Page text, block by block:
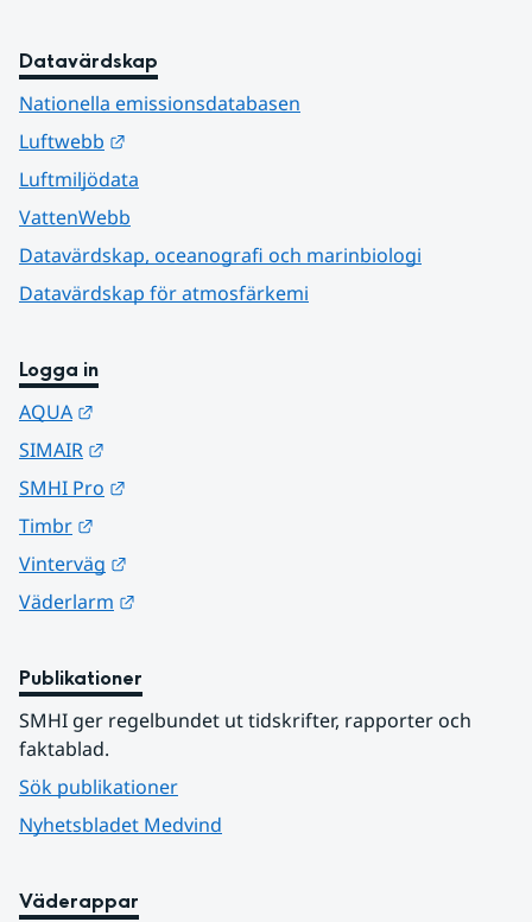
Datavärdskap
Nationella emissionsdatabasen
Luftwebb
Luftmiljödata
VattenWebb
Datavärdskap, oceanografi och marinbiologi
Datavärdskap för atmosfärkemi
Logga in
AQUA
SIMAIR
SMHI Pro
Timbr
Vinterväg
Väderlarm
Publikationer
SMHI ger regelbundet ut tidskrifter, rapporter och
faktablad.
Sök publikationer
Nyhetsbladet Medvind
Väderappar